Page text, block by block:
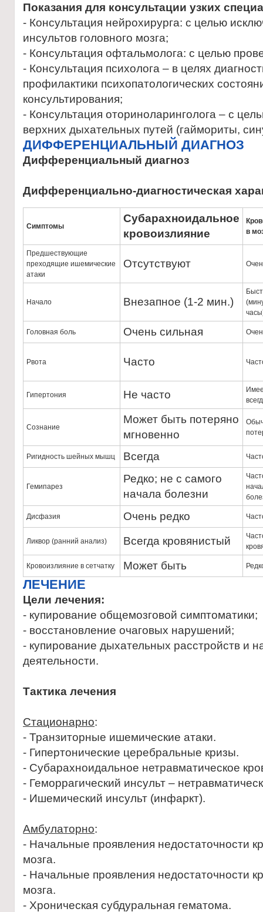
Показания для консультации узких
- Консультация нейрохирурга: с целью
инсультов головного мозга;
- Консультация офтальмолога: с целью
- Консультация психолога – в целях
профилактики психопатологических
консультирования;
- Консультация оториноларинголога – с
верхних дыхательных путей (гаймориты,
ДИФФЕРЕНЦИАЛЬНЫЙ ДИАГНОЗ
Дифференциальный диагноз
Дифференциально-диагностическая
Симптомы
Субарахноидальное
кровоизлияние
в
Предшествующие
преходящие ишемические
атаки
Отсутствуют
Начало Внезапное (1-2 мин.)
Головная боль Очень сильная
Рвота Часто
Гипертония Не часто
Сознание
Может быть потеряно
мгновенно
Ригидность шейных мышц Всегда
Гемипарез
Редко; не с самого
начала болезни
Дисфазия Очень редко
Ликвор (ранний анализ) Всегда кровянистый
Кровоизлияние в сетчатку Может быть
ЛЕЧЕНИЕ
Цели лечения:
- купирование общемозговой симптоматики;
- восстановление очаговых нарушений;
- купирование дыхательных расстройств и
деятельности.
Тактика лечения
Стационарно:
- Транзиторные ишемические атаки.
- Гипертонические церебральные кризы.
- Субарахноидальное нетравматическое
- Геморрагический инсульт –
- Ишемический инсульт (инфаркт).
Амбулаторно:
- Начальные проявления недостаточности
мозга.
- Начальные проявления недостаточности
мозга.
- Хроническая субдуральная гематома.